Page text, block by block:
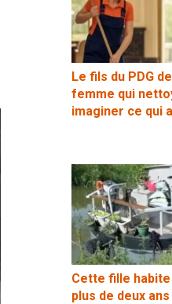
Le fils du PDG
femme qui
imaginer ce qui
Cette fille
plus de deux